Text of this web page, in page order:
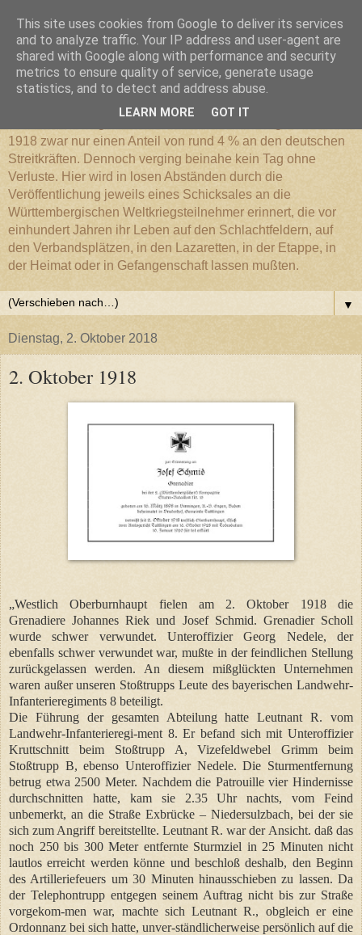
Württembergischer
Weltkriegs-Blog
1918 zwar nur einen Anteil von rund 4 % an den deutschen
Streitkräften. Dennoch verging beinahe kein Tag ohne
Verluste. Hier wird in losen Abständen durch die
Veröffentlichung jeweils eines Schicksales an die
Württembergischen Weltkriegsteilnehmer erinnert, die vor
einhundert Jahren ihr Leben auf den Schlachtfeldern, auf
den Verbandsplätzen, in den Lazaretten, in der Etappe, in
der Heimat oder in Gefangenschaft lassen mußten.
▼
Dienstag, 2. Oktober 2018
2. Oktober 1918
„Westlich Oberburnhaupt fielen am 2. Oktober 1918 die
Grenadiere Johannes Riek und Josef Schmid. Grenadier Scholl
wurde schwer verwundet. Unteroffizier Georg Nedele, der
ebenfalls schwer verwundet war, mußte in der feindlichen Stellung
zurückgelassen werden. An diesem mißglückten Unternehmen
waren außer unseren Stoßtrupps Leute des bayerischen Landwehr-
Infanterieregiments 8 beteiligt.
Die Führung der gesamten Abteilung hatte Leutnant R. vom
Landwehr-Infanterieregi-ment 8. Er befand sich mit Unteroffizier
Kruttschnitt beim Stoßtrupp A, Vizefeldwebel Grimm beim
Stoßtrupp B, ebenso Unteroffizier Nedele. Die Sturmentfernung
betrug etwa 2500 Meter. Nachdem die Patrouille vier Hindernisse
durchschnitten hatte, kam sie 2.35 Uhr nachts, vom Feind
unbemerkt, an die Straße Exbrücke – Niedersulzbach, bei der sie
sich zum Angriff bereitstellte. Leutnant R. war der Ansicht. daß das
noch 250 bis 300 Meter entfernte Sturmziel in 25 Minuten nicht
lautlos erreicht werden könne und beschloß deshalb, den Beginn
des Artilleriefeuers um 30 Minuten hinausschieben zu lassen. Da
der Telephontrupp entgegen seinem Auftrag nicht bis zur Straße
vorgekom-men war, machte sich Leutnant R., obgleich er eine
Ordonnanz bei sich hatte, unver-ständlicherweise persönlich auf die
This site uses cookies from Google to deliver its services
and to analyze traffic. Your IP address and user-agent are
shared with Google along with performance and security
metrics to ensure quality of service, generate usage
statistics, and to detect and address abuse.
LEARN MORE GOT IT